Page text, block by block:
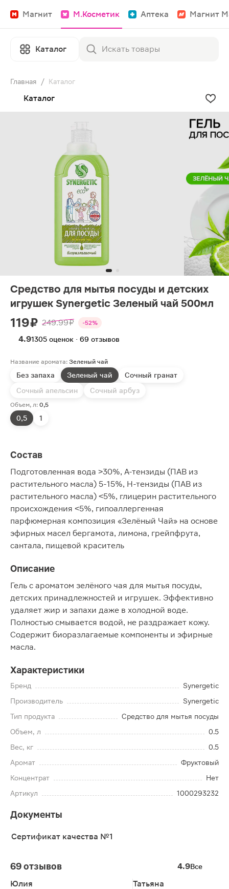
Магнит М.Косметик Аптека Магнит
Каталог
Главная / Каталог
Каталог
Средство для мытья посуды и детских
игрушек Synergetic Зеленый чай 500мл
119 ₽ 249.99 ₽ -52%
4.91305 оценок · 69 отзывов
Название аромата: Зеленый чай
Без запаха Зеленый чай
Сочный гранат
Сочный апельсин
Сочный арбуз
Объем, л: 0,5
0,5 1
Состав
Подготовленная вода ˃30%, А-тензиды (ПАВ из
растительного масла) 5-15%, Н-тензиды (ПАВ из
растительного масла) ˂5%, глицерин растительного
происхождения ˂5%, гипоаллергенная
парфюмерная композиция «Зелёный Чай» на основе
эфирных масел бергамота, лимона, грейпфрута,
сантала, пищевой краситель
Описание
Гель с ароматом зелёного чая для мытья посуды,
детских принадлежностей и игрушек. Эффективно
удаляет жир и запахи даже в холодной воде.
Полностью смывается водой, не раздражает кожу.
Содержит биоразлагаемые компоненты и эфирные
масла.
Характеристики
Бренд
Synergetic
Производитель
Synergetic
Тип продукта
Средство для мытья посуды
Объем, л
0.5
Вес, кг
0.5
Аромат
Фруктовый
Концентрат
Нет
Артикул
1000293232
Документы
Сертификат качества №1
69 отзывов 4.9Все
Юлия Татьяна